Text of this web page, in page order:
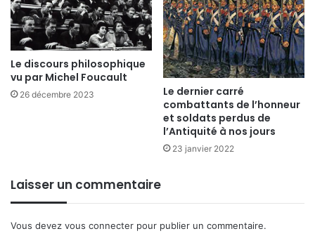
Le discours philosophique
vu par Michel Foucault
26 décembre 2023
Le dernier carré
combattants de l’honneur
et soldats perdus de
l’Antiquité à nos jours
23 janvier 2022
Laisser un commentaire
Vous devez vous connecter pour publier un commentaire.